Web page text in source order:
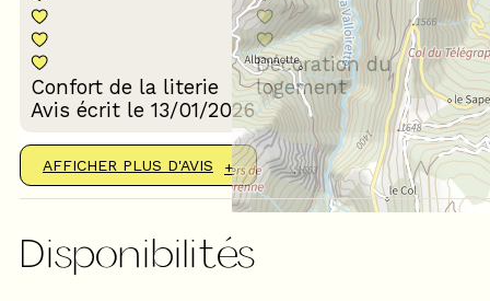
Confort de la literie
Décoration du
logement
Avis écrit le 13/01/2026
AFFICHER PLUS D'AVIS
Disponibilités